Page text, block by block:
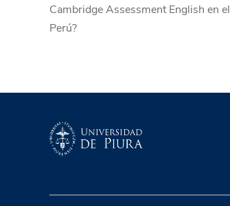
Cambridge Assessment English en el
Perú?